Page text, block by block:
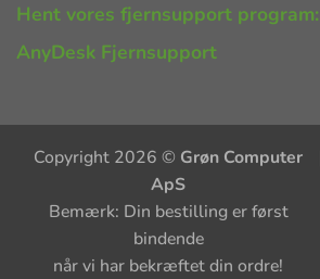
Hent vores fjernsupport program:
AnyDesk Fjernsupport
Copyright 2026 © Grøn Computer
ApS
Bemærk: Din bestilling er først
bindende
når vi har bekræftet din ordre!